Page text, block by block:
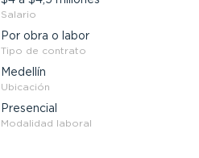
Salario
Por obra o labor
Tipo de contrato
Medellín
Ubicación
Presencial
Modalidad laboral